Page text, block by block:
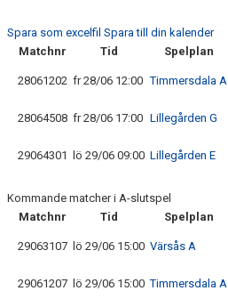
Spara som excelfil Spara till din kalender
Matchnr
Tid Spelplan
28061202 fr 28/06 12:00 Timmersdala A
28064508 fr 28/06 17:00 Lillegården G
29064301 lö 29/06 09:00 Lillegården E
Kommande matcher i A-slutspel
Matchnr
Tid Spelplan
29063107 lö 29/06 15:00 Värsås A
29061207 lö 29/06 15:00 Timmersdala A